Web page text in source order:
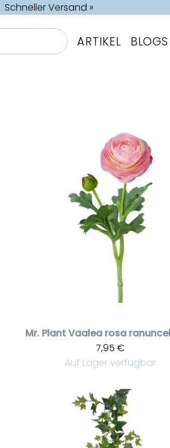
Schneller Versand »
ARTIKEL BLOGS
Mr. Plant
7,95 €
Auf Lager verfügbar